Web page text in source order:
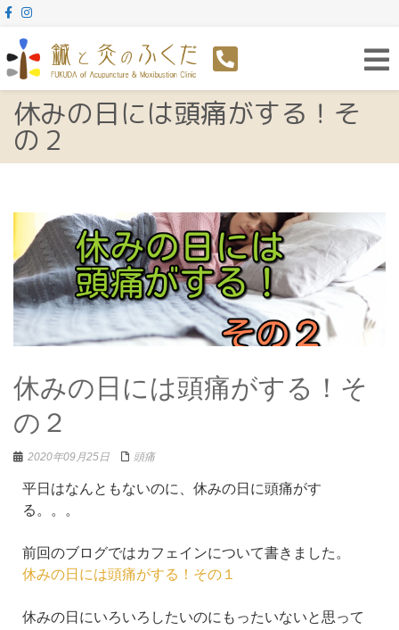
休みの日には頭痛がする！そ
の２
休みの日には頭痛がする！そ
の２
2020年09月25日 頭痛
平日はなんともないのに、休みの日に頭痛がす
る。。。
前回のブログではカフェインについて書きました。
休みの日には頭痛がする！その１
休みの日にいろいろしたいのにもったいないと思って